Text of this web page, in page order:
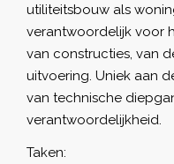
utiliteitsbouw als
verantwoordelijk voor
van constructies, van
uitvoering. Uniek aan
van technische
verantwoordelijkheid.
Taken: